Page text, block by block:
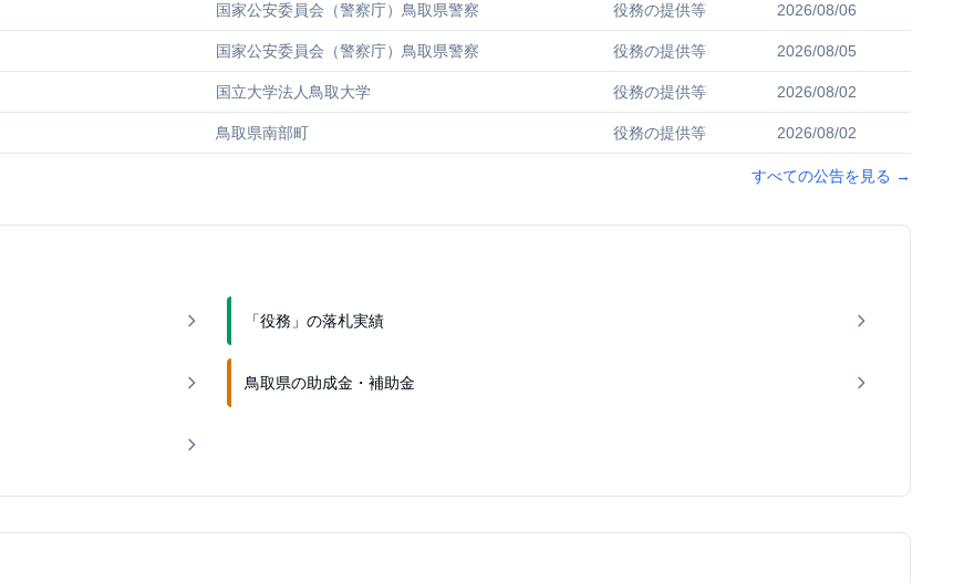
国家公安委員会（警察庁）鳥取県警察 役務の提供等 2026/08/06
国家公安委員会（警察庁）鳥取県警察 役務の提供等 2026/08/05
国立大学法人鳥取大学 役務の提供等 2026/08/02
鳥取県南部町 役務の提供等 2026/08/02
すべての公告を見る →
「役務」の落札実績
鳥取県の助成金・補助金